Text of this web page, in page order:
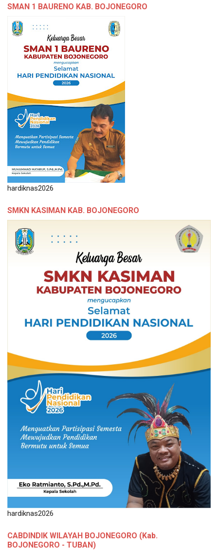
SMAN 1 BAURENO KAB. BOJONEGORO
hardiknas2026
SMKN KASIMAN KAB. BOJONEGORO
hardiknas2026
CABDINDIK WILAYAH BOJONEGORO (Kab.
BOJONEGORO - TUBAN)